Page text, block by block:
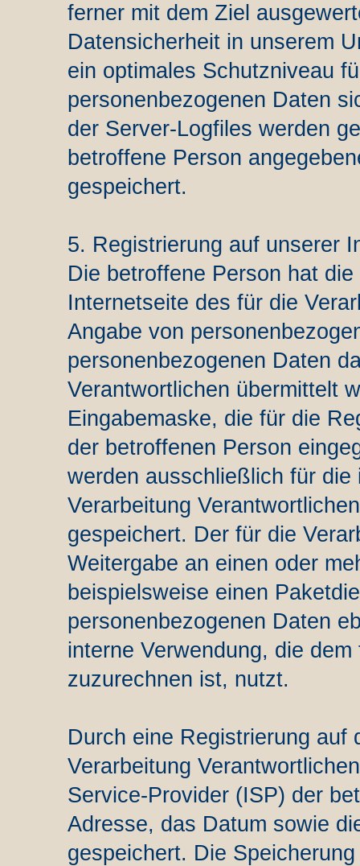
ferner mit dem Ziel
Datensicherheit in unserem
ein optimales Schutzniveau
personenbezogenen Daten
der Server-Logfiles werden
betroffene Person
gespeichert.
5. Registrierung auf unserer
Die betroffene Person hat
Internetseite des für die
Angabe von
personenbezogenen Daten
Verantwortlichen übermittelt
Eingabemaske, die für die
der betroffenen Person
werden ausschließlich für
Verarbeitung
gespeichert. Der für die
Weitergabe an einen oder
beispielsweise einen
personenbezogenen Daten
interne Verwendung, die
zuzurechnen ist, nutzt.
Durch eine Registrierung auf
Verarbeitung
Service-Provider (ISP) der
Adresse, das Datum sowie
gespeichert. Die